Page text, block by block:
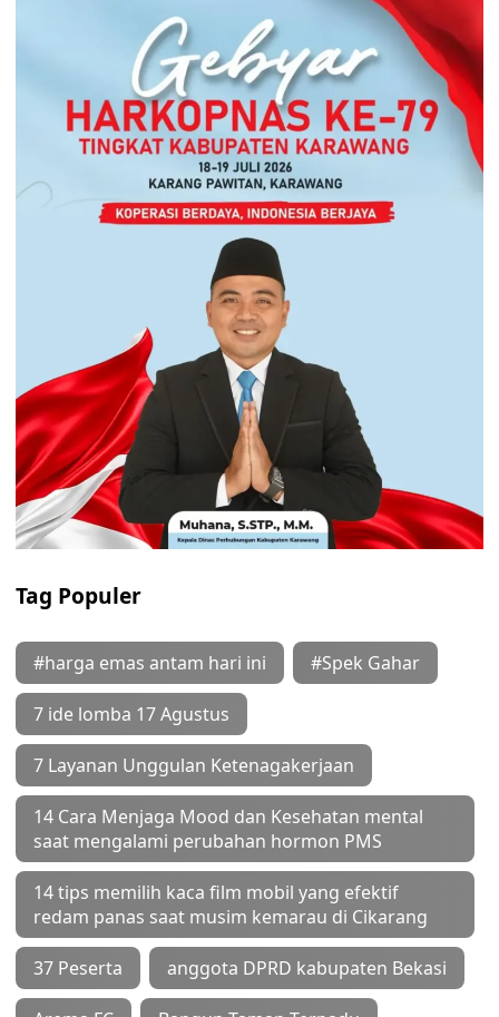
Tag Populer
#harga emas antam hari ini #Spek Gahar
7 ide lomba 17 Agustus
7 Layanan Unggulan Ketenagakerjaan
14 Cara Menjaga Mood dan Kesehatan mental
saat mengalami perubahan hormon PMS
14 tips memilih kaca film mobil yang efektif
redam panas saat musim kemarau di Cikarang
37 Peserta anggota DPRD kabupaten Bekasi